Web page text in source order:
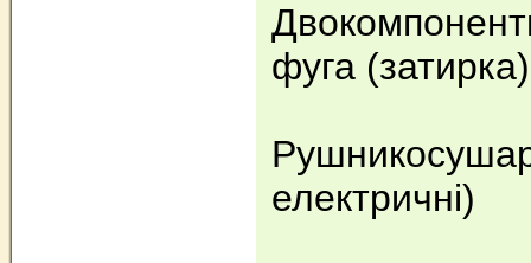
фуга (затирка)
електричні)